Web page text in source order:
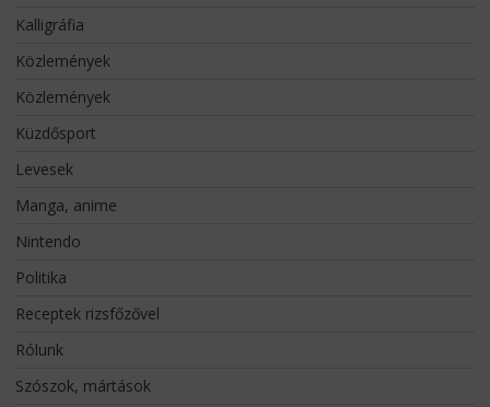
Kalligráfia
Közlemények
Közlemények
Küzdősport
Levesek
Manga, anime
Nintendo
Politika
Receptek rizsfőzővel
Rólunk
Szószok, mártások